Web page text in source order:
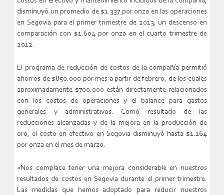
disminuyó un promedio de $1.337 por onza en las operaciones
en Segovia para el primer trimestre de 2013, un descenso en
comparación con $1.604 por onza en el cuarto trimestre de
2012.
El programa de reducción de costos de la compañía permitió
ahorros de $850.000 por mes a partir de febrero, de los cuales
aproximadamente $700.000 están directamente relacionados
con los costos de operaciones y el balance para gastos
generales y administrativos. Como resultado de las
reducciones alcanzadas y de la mejora en la producción de
oro, el costo en efectivo en Segovia disminuyó hasta $1.164
por onza en el mes de marzo.
«Nos complace tener una mejora considerable en nuestros
resultados de costos en Segovia durante el primer trimestre.
Las medidas que hemos adoptado para reducir nuestros